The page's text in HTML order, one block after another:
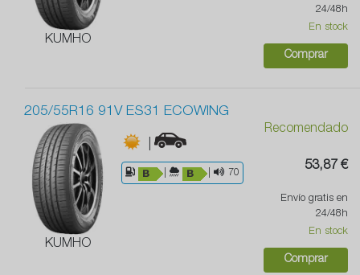
KUMHO
24/48h
En stock
Comprar
205/55R16 91V ES31 ECOWING
KUMHO
|
70
Recomendado
53,87 €
Envío gratis en
24/48h
En stock
Comprar